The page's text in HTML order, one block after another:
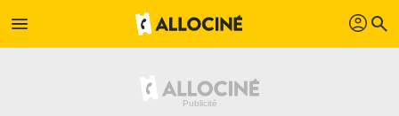
menu profil search